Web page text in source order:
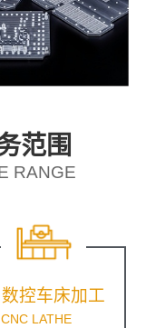
范围
RANGE
控车床加工
CNC LATHE